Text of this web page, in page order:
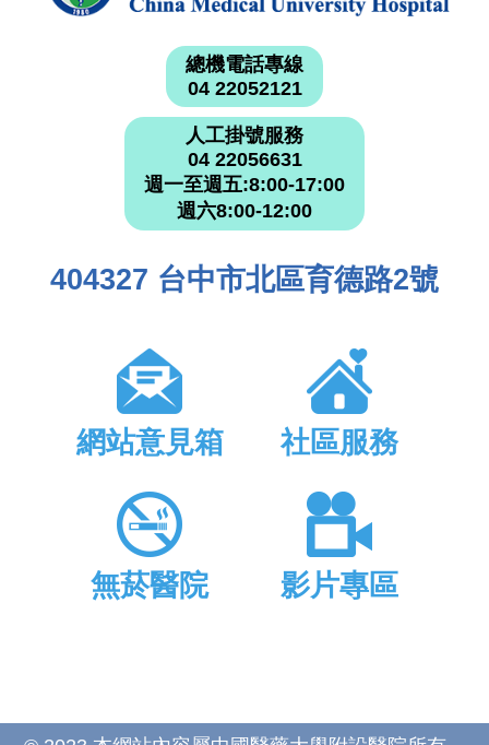
總機電話專線
04 22052121
人工掛號服務
04 22056631
週一至週五:8:00-17:00
週六8:00-12:00
404327 台中市北區育德路2號
網站意見箱 社區服務
無菸醫院 影片專區